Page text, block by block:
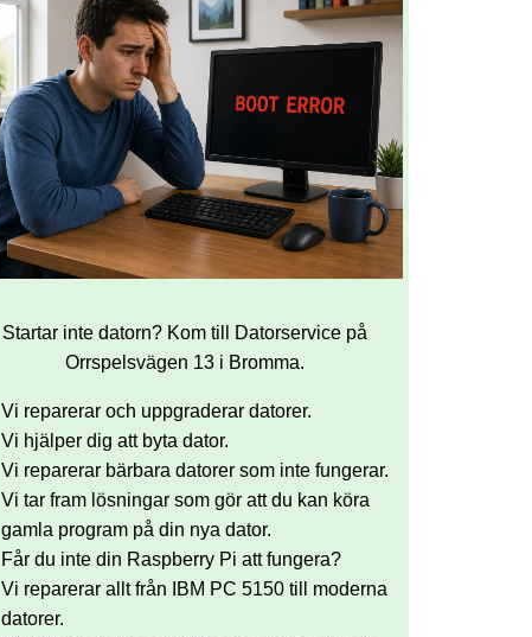
Startar inte datorn? Kom till Datorservice på
Orrspelsvägen 13 i Bromma.
Vi reparerar och uppgraderar datorer.
Vi hjälper dig att byta dator.
Vi reparerar bärbara datorer som inte fungerar.
Vi tar fram lösningar som gör att du kan köra
gamla program på din nya dator.
Får du inte din Raspberry Pi att fungera?
Vi reparerar allt från IBM PC 5150 till moderna
datorer.